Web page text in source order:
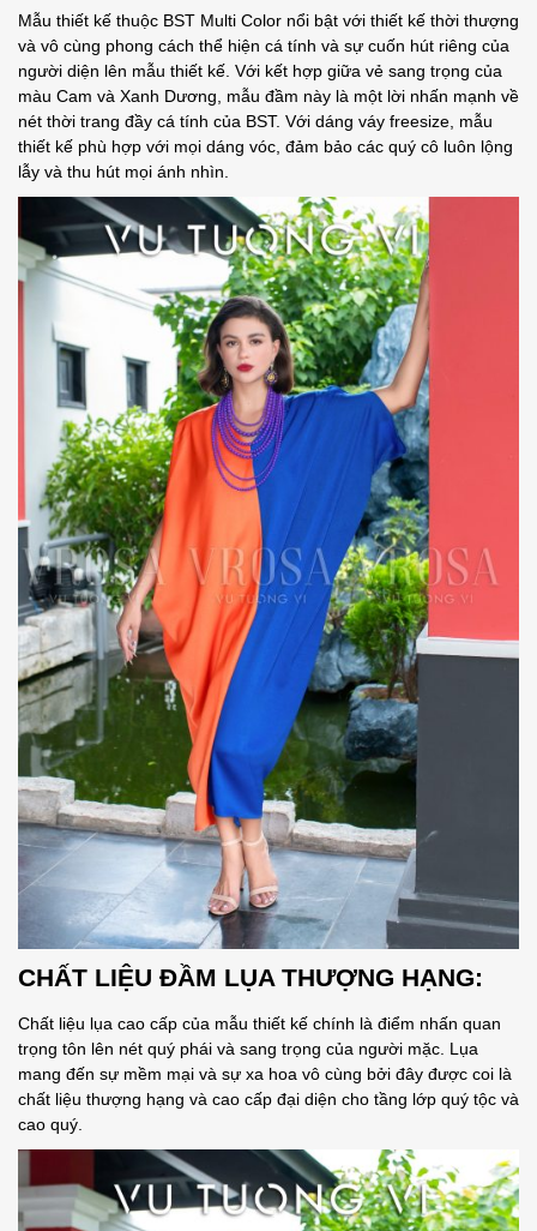
Mẫu thiết kế thuộc BST Multi Color nổi bật với thiết kế thời thượng
và vô cùng phong cách thể hiện cá tính và sự cuốn hút riêng của
người diện lên mẫu thiết kế. Với kết hợp giữa vẻ sang trọng của
màu Cam và Xanh Dương, mẫu đầm này là một lời nhấn mạnh về
nét thời trang đầy cá tính của BST. Với dáng váy freesize, mẫu
thiết kế phù hợp với mọi dáng vóc, đảm bảo các quý cô luôn lộng
lẫy và thu hút mọi ánh nhìn.
CHẤT LIỆU ĐẦM LỤA THƯỢNG HẠNG:
Chất liệu lụa cao cấp của mẫu thiết kế chính là điểm nhấn quan
trọng tôn lên nét quý phái và sang trọng của người mặc. Lụa
mang đến sự mềm mại và sự xa hoa vô cùng bởi đây được coi là
chất liệu thượng hạng và cao cấp đại diện cho tầng lớp quý tộc và
cao quý.